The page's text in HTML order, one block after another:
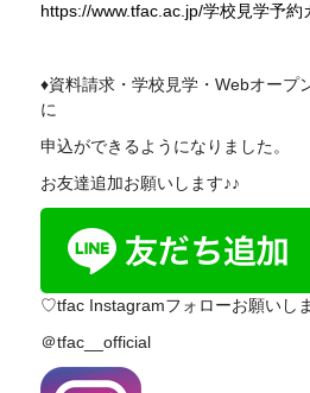
https://www.tfac.ac.jp/学校見学予約
♦資料請求・学校見学・Webオープ
に
申込ができるようになりました。
お友達追加お願いします♪♪
♡tfac Instagramフォローお願いし
＠tfac__official